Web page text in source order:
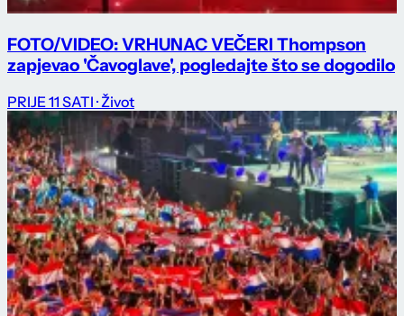
FOTO/VIDEO: VRHUNAC VEČERI Thompson
zapjevao 'Čavoglave', pogledajte što se dogodilo
PRIJE 11 SATI · Život